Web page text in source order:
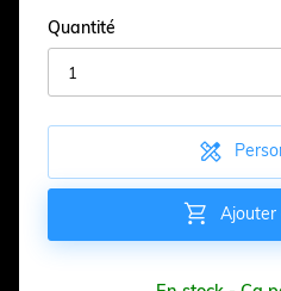
Quantité

 Ajouter